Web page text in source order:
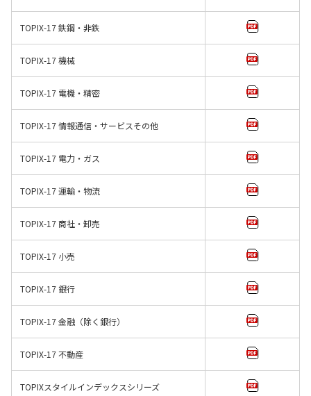
TOPIX-17 鉄鋼・非鉄
TOPIX-17 機械
TOPIX-17 電機・精密
TOPIX-17 情報通信・サービスその他
TOPIX-17 電力・ガス
TOPIX-17 運輸・物流
TOPIX-17 商社・卸売
TOPIX-17 小売
TOPIX-17 銀行
TOPIX-17 金融（除く銀行）
TOPIX-17 不動産
TOPIXスタイルインデックスシリーズ